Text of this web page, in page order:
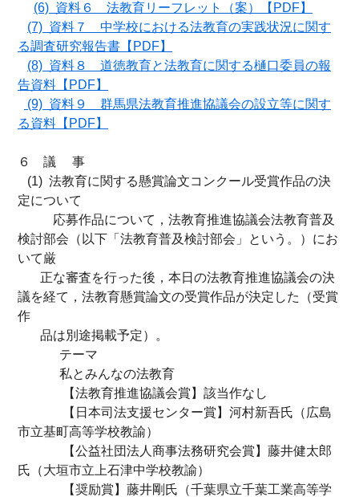
(6) 資料６ 法教育リーフレット（案）【PDF】
(7) 資料７ 中学校における法教育の実践状況に関す
る調査研究報告書【PDF】
(8) 資料８ 道徳教育と法教育に関する樋口委員の報
告資料【PDF】
(9) 資料９ 群馬県法教育推進協議会の設立等に関す
る資料【PDF】
６ 議 事
(1) 法教育に関する懸賞論文コンクール受賞作品の決
定について
応募作品について，法教育推進協議会法教育普及
検討部会（以下「法教育普及検討部会」という。）にお
いて厳
正な審査を行った後，本日の法教育推進協議会の決
議を経て，法教育懸賞論文の受賞作品が決定した（受賞
作
品は別途掲載予定）。
テーマ
私とみんなの法教育
【法教育推進協議会賞】該当作なし
【日本司法支援センター賞】河村新吾氏（広島
市立基町高等学校教諭）
【公益社団法人商事法務研究会賞】藤井健太郎
氏（大垣市立上石津中学校教諭）
【奨励賞】藤井剛氏（千葉県立千葉工業高等学